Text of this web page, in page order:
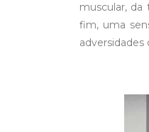
muscular, da
fim, uma
adversidades